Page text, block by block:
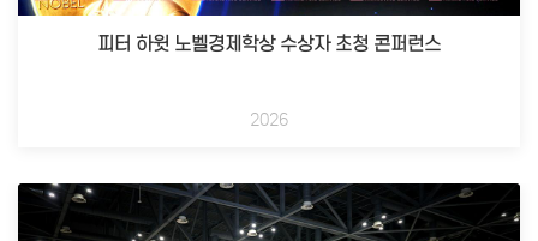
피터 하윗 노벨경제학상 수상자 초청 콘퍼런스
2026